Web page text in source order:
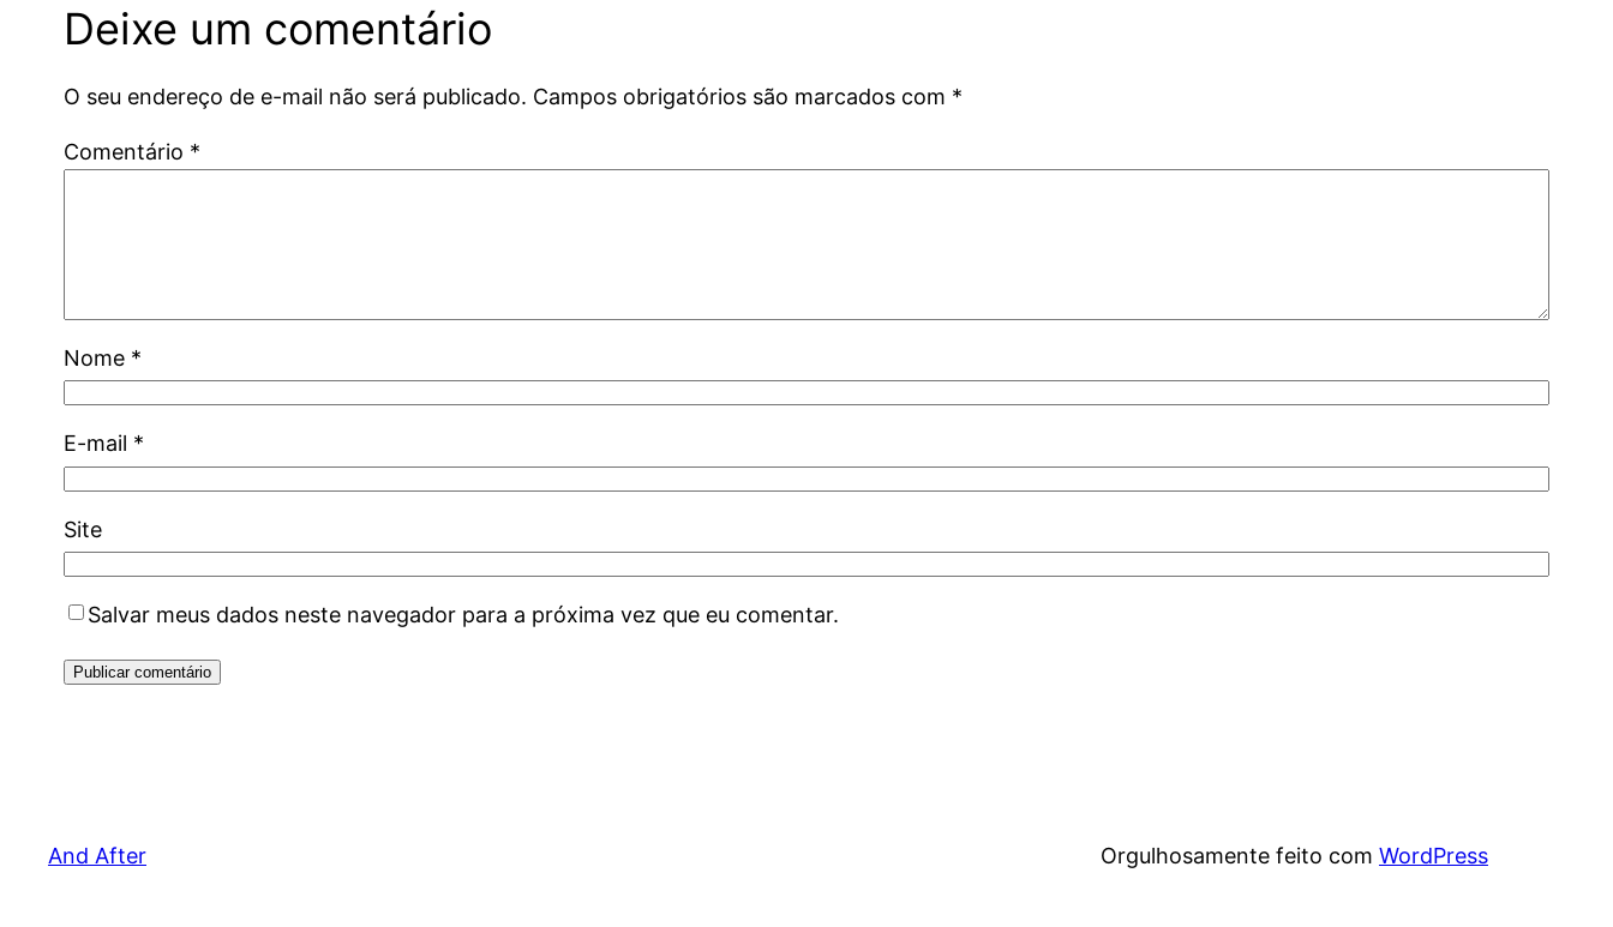
Deixe um comentário
O seu endereço de e-mail não será publicado. Campos obrigatórios são marcados com *
Comentário *
Nome *
E-mail *
Site
Salvar meus dados neste navegador para a próxima vez que eu comentar.
And After Orgulhosamente feito com WordPress